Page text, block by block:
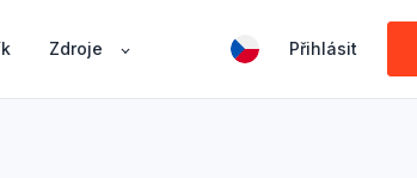
Zdroje Přihlásit